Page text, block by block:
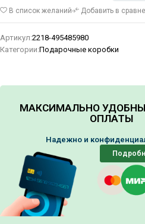
В список желаний Добавить в
Артикул:2218-495485980
Категории:Подарочные коробки
МАКСИМАЛЬНО
ОПЛАТЫ
Надежно и